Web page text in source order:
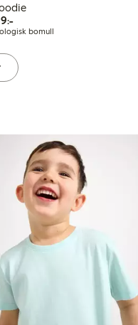
199,00 kr
bomull